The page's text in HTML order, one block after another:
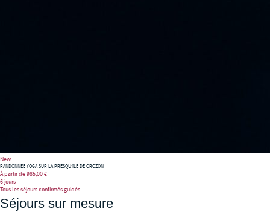
New
RANDONNÉE YOGA SUR LA PRESQU'ÎLE DE CROZON
À partir de985,00 €
6 jours
Tous les séjours confirmés guidés
Séjours sur mesure